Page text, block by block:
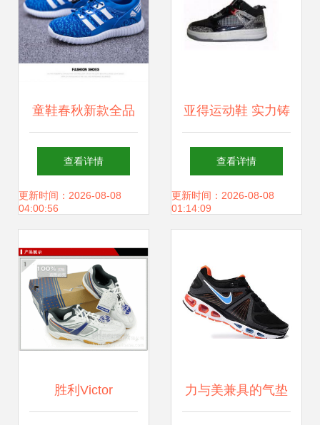
童鞋春秋新款全品
类盘点 运动鞋、休
闲鞋与外贸原单选
查看详情
更新时间：2026-08-08
04:00:56
亚得运动鞋 实力铸
就经典，最新产品
全方位展示
查看详情
更新时间：2026-08-08
01:14:09
胜利Victor 力与美兼具的气垫